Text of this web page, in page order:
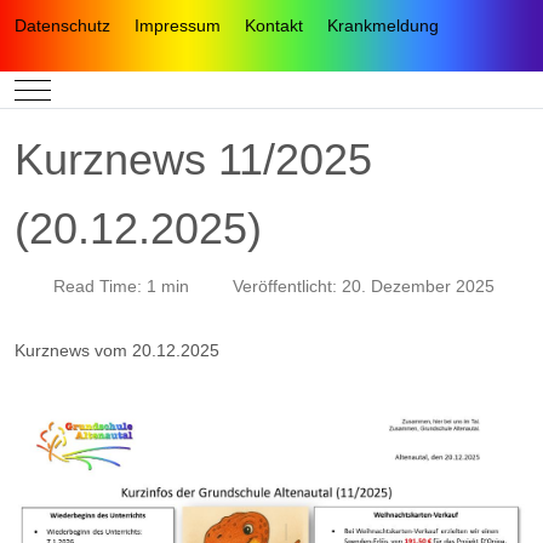
Datenschutz Impressum Kontakt Krankmeldung
Mobile Menu Toggle
Kurznews 11/2025
(20.12.2025)
Read Time: 1 min Veröffentlicht: 20. Dezember 2025
Kurznews vom 20.12.2025